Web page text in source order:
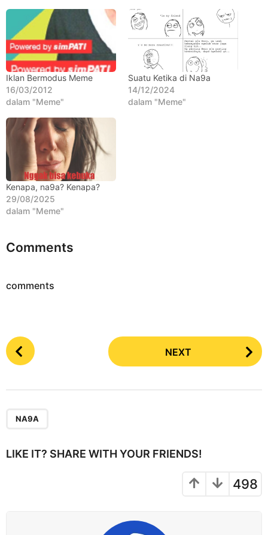
l
n
a
g
o
Iklan Bermodus Meme
16/03/2012
dalam "Meme"
Suatu Ketika di Na9a
14/12/2024
dalam "Meme"
Kenapa, na9a? Kenapa?
29/08/2025
dalam "Meme"
Comments
comments
P
o
i
NEXT
NA9A
LIKE IT? SHARE WITH YOUR FRIENDS!
498